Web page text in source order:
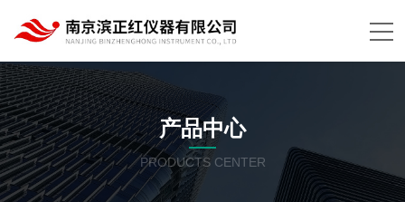
产品中心
PRODUCTS CENTER